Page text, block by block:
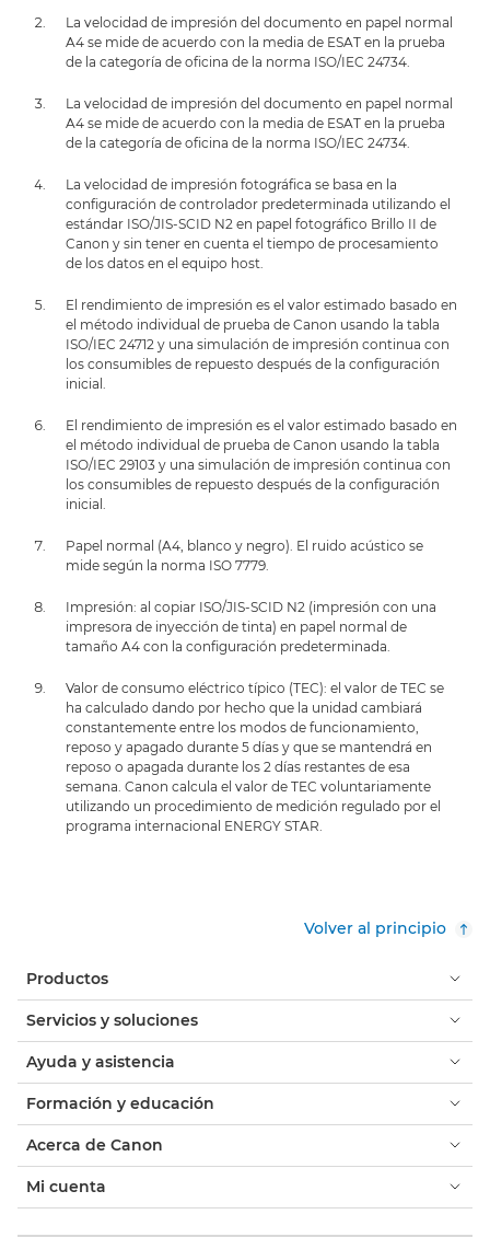
La velocidad de impresión del documento en papel normal
A4 se mide de acuerdo con la media de ESAT en la prueba
de la categoría de oficina de la norma ISO/IEC 24734.
La velocidad de impresión del documento en papel normal
A4 se mide de acuerdo con la media de ESAT en la prueba
de la categoría de oficina de la norma ISO/IEC 24734.
La velocidad de impresión fotográfica se basa en la
configuración de controlador predeterminada utilizando el
estándar ISO/JIS-SCID N2 en papel fotográfico Brillo II de
Canon y sin tener en cuenta el tiempo de procesamiento
de los datos en el equipo host.
El rendimiento de impresión es el valor estimado basado en
el método individual de prueba de Canon usando la tabla
ISO/IEC 24712 y una simulación de impresión continua con
los consumibles de repuesto después de la configuración
inicial.
El rendimiento de impresión es el valor estimado basado en
el método individual de prueba de Canon usando la tabla
ISO/IEC 29103 y una simulación de impresión continua con
los consumibles de repuesto después de la configuración
inicial.
Papel normal (A4, blanco y negro). El ruido acústico se
mide según la norma ISO 7779.
Impresión: al copiar ISO/JIS-SCID N2 (impresión con una
impresora de inyección de tinta) en papel normal de
tamaño A4 con la configuración predeterminada.
Valor de consumo eléctrico típico (TEC): el valor de TEC se
ha calculado dando por hecho que la unidad cambiará
constantemente entre los modos de funcionamiento,
reposo y apagado durante 5 días y que se mantendrá en
reposo o apagada durante los 2 días restantes de esa
semana. Canon calcula el valor de TEC voluntariamente
utilizando un procedimiento de medición regulado por el
programa internacional ENERGY STAR.
Volver al principio
Productos
Servicios y soluciones
Ayuda y asistencia
Formación y educación
Acerca de Canon
Mi cuenta